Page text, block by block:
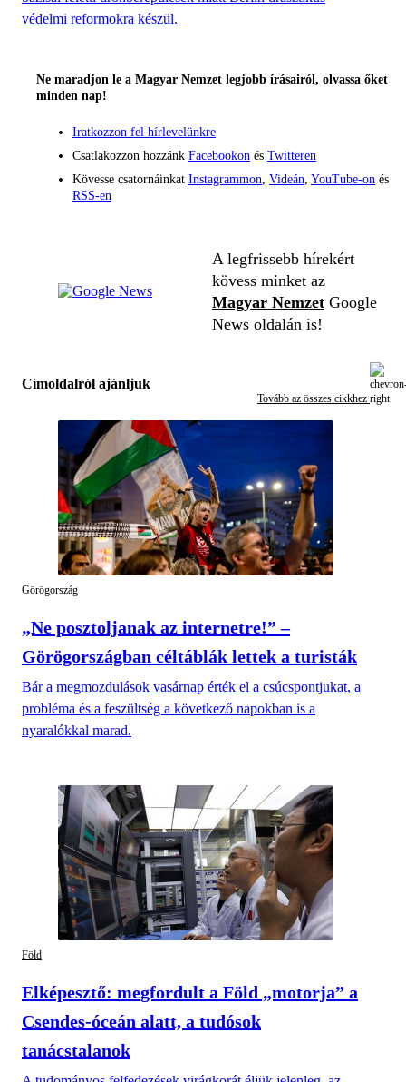
védelmi reformokra készül.
Ne maradjon le a Magyar Nemzet legjobb írásairól, olvassa őket
minden nap!
Iratkozzon fel hírlevelünkre
Csatlakozzon hozzánk Facebookon és Twitteren
Kövesse csatornáinkat Instagrammon Videán YouTube-on és
RSS-en
A legfrissebb hírekért
kövess minket az
Magyar Nemzet Google
News oldalán is!
Címoldalról ajánljuk
Tovább az összes cikkhez
Görögország
„Ne posztoljanak az internetre!” –
Görögországban céltáblák lettek a turisták
Bár a megmozdulások vasárnap érték el a csúcspontjukat, a
probléma és a feszültség a következő napokban is a
nyaralókkal marad.
Föld
Elképesztő: megfordult a Föld „motorja” a
Csendes-óceán alatt, a tudósok
tanácstalanok